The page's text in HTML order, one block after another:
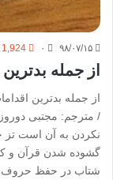
۹۸/۰۷/۱۵ ۰ 1,924
از جمله
از جمله بدترین
/ مترجم: مجتبی
نکردن به آن است تز
گشوده شدن قرآن و
شتاب در حفظ